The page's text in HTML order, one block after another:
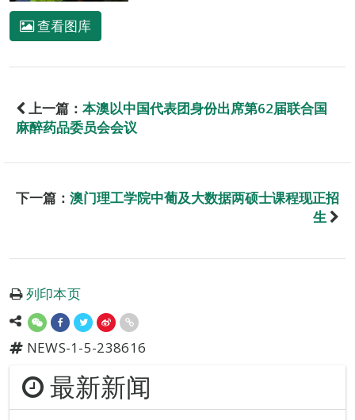
查看图库
上一篇： 本澳以中国代表团身份出席第62届联合国
麻醉药品委员会会议
下一篇： 澳门理工学院中葡及大数据两硕士课程现正招
生
列印本页
NEWS-1-5-238616
最新新闻